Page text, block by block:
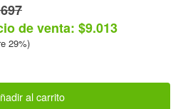
de venta: $9.013
29%)
al carrito